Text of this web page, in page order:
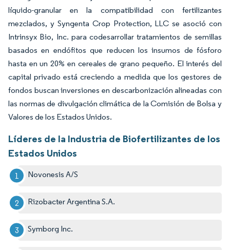
líquido-granular en la compatibilidad con fertilizantes
mezclados, y Syngenta Crop Protection, LLC se asoció con
Intrinsyx Bio, Inc. para codesarrollar tratamientos de semillas
basados en endófitos que reducen los insumos de fósforo
hasta en un 20% en cereales de grano pequeño. El interés del
capital privado está creciendo a medida que los gestores de
fondos buscan inversiones en descarbonización alineadas con
las normas de divulgación climática de la Comisión de Bolsa y
Valores de los Estados Unidos.
Líderes de la Industria de Biofertilizantes de los
Estados Unidos
Novonesis A/S
Rizobacter Argentina S.A.
Symborg Inc.